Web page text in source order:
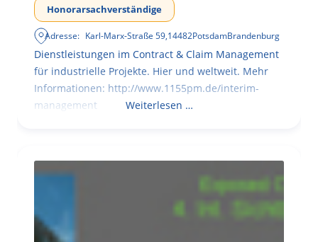
Honorarsachverständige
Adresse: Karl-Marx-Straße 59,14482PotsdamBrandenburg
Dienstleistungen im Contract & Claim Management
für industrielle Projekte. Hier und weltweit. Mehr
Informationen: http://www.1155pm.de/interim-
management
Weiterlesen …